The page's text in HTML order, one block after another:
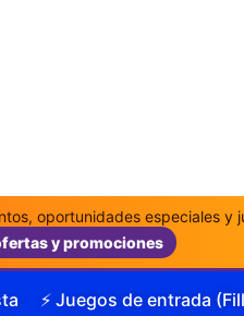
oportunidades especiales y
y promociones
⚡ Juegos de entrada